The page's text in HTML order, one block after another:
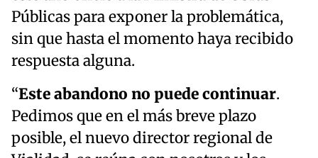
Públicas para exponer la problemática,
sin que hasta el momento haya recibido
respuesta alguna.
“Este abandono no puede continuar.
Pedimos que en el más breve plazo
posible, el nuevo director regional de